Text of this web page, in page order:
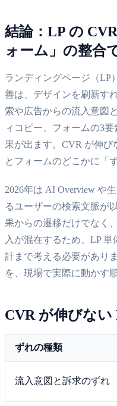
結論：LP の
ォーム」の整合
ランディングページ（LP
善は、デザインを刷新す
索や広告からの流入意図
ィコピー、フォームの3
果が出ます。CVR が伸び
とフォームのどこかに「
2026年は AI Overview や
るユーザーの検索文脈が
果からの遷移だけでなく
入が混在するため、LP
計まで考える必要があり
を、現場で実際に動かす
CVR が伸びない
ずれの種類
流入意図と訴求のずれ